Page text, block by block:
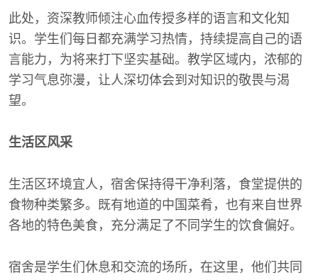
此处，资深教师倾注心血传授多样的语言和文化知
识。学生们每日都充满学习热情，持续提高自己的语
言能力，为将来打下坚实基础。教学区域内，浓郁的
学习气息弥漫，让人深切体会到对知识的敬畏与渴
望。
生活区风采
生活区环境宜人，宿舍保持得干净利落，食堂提供的
食物种类繁多。既有地道的中国菜肴，也有来自世界
各地的特色美食，充分满足了不同学生的饮食偏好。
宿舍是学生们休息和交流的场所，在这里，他们共同